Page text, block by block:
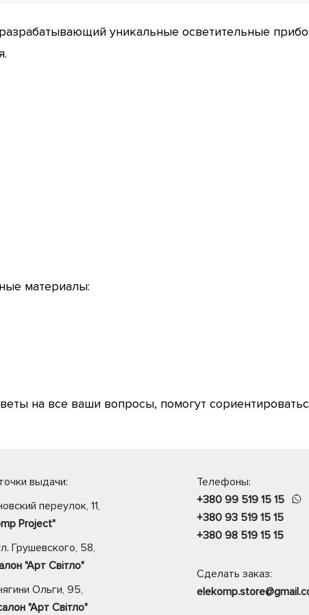
уникальные осветительные
материалы:
на все ваши вопросы, помогут
выдачи:
переулок, 11,
Project"
Грушевского, 58,
"Арт Світло"
Ольги, 95,
"Арт Світло"
Телефоны:
+380 99 519 15 15
+380 93 519 15 15
+380 98 519 15 15
Сделать заказ: